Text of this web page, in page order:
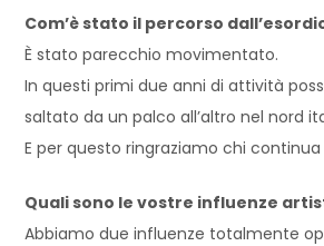
Com’è stato il percorso
È stato parecchio movimentato.
In questi primi due anni di attività
saltato da un palco all’altro nel nord
E per questo ringraziamo chi
Quali sono le vostre influenze
Abbiamo due influenze totalmente